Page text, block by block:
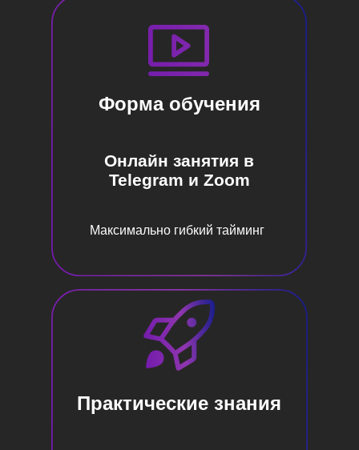
Форма обучения
Онлайн занятия в
Telegram и Zoom
Максимально гибкий тайминг
Практические знания
Доступ к записям
НАВСЕГДА
сообщество участников
ПЕРСОНАЛЬНЫЙ
и отработка на практике
любого технического/
карьерного вопроса
+ личное курирование